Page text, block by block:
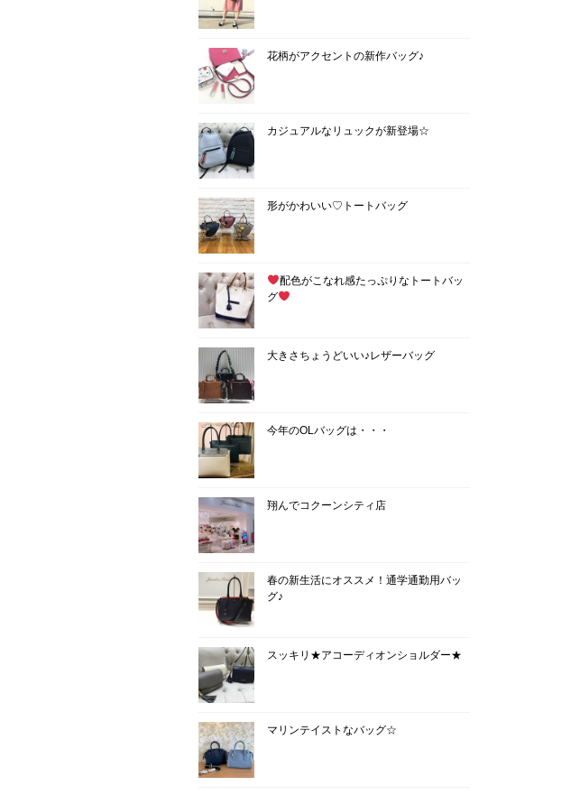
花柄がアクセントの新作バッグ♪
カジュアルなリュックが新登場☆
形がかわいい♡トートバッグ
配色がこなれ感たっぷりなトートバッ
グ
大きさちょうどいい♪レザーバッグ
今年のOLバッグは・・・
翔んでコクーンシティ店
春の新生活にオススメ！通学通勤用バッ
グ♪
スッキリ★アコーディオンショルダー★
マリンテイストなバッグ☆